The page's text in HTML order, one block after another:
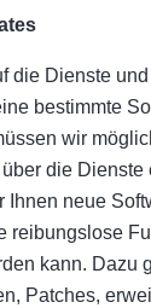
die Dienste
bestimmte
wir
die Dienste
Ihnen neue
reibungslose
kann. Dazu
Patches,